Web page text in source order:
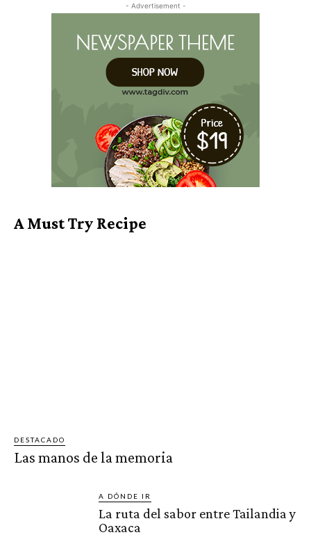
- Advertisement -
A Must Try Recipe
DESTACADO
Las manos de la memoria
A DÓNDE IR
La ruta del sabor entre Tailandia y
Oaxaca